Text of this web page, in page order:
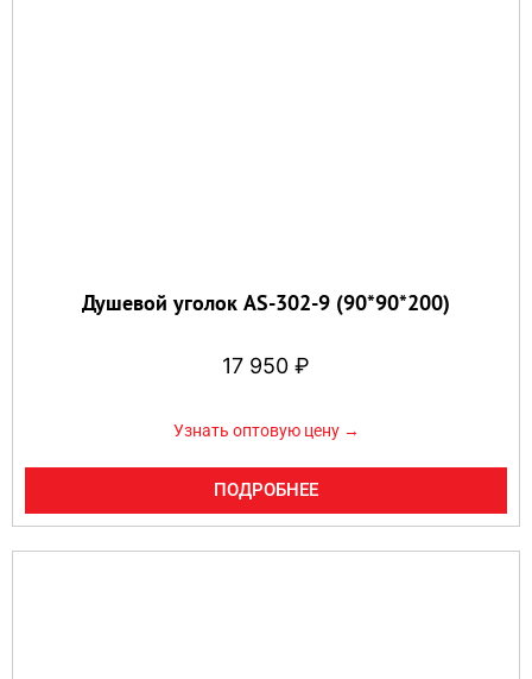
Душевой уголок AS-302-9 (90*90*200)
17 950 ₽
Узнать оптовую цену →
ПОДРОБНЕЕ